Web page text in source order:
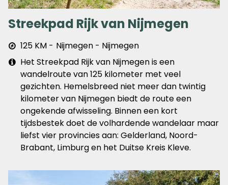
Streekpad Rijk van Nijmegen
Afstand
&
plaats
125 KM
Nijmegen - Nijmegen
Extra
info
Het Streekpad Rijk van Nijmegen is een
wandelroute van 125 kilometer met veel
gezichten. Hemelsbreed niet meer dan twintig
kilometer van Nijmegen biedt de route een
ongekende afwisseling. Binnen een kort
tijdsbestek doet de volhardende wandelaar maar
liefst vier provincies aan: Gelderland, Noord-
Brabant, Limburg en het Duitse Kreis Kleve.